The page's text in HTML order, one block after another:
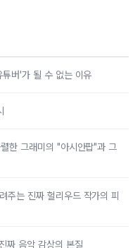
버'가 될 수 없는 이유
한 그래미의 "아시안팝"과 그
주는 진짜 헐리우드 작가의 피
짜 음악 감상의 본질